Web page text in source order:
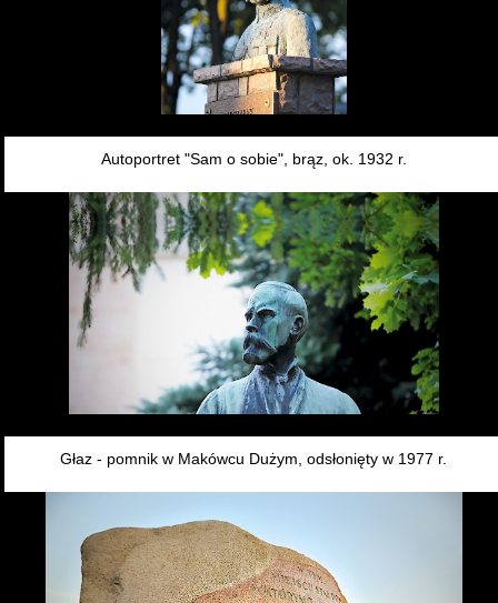
OTWÓRZ
Autoportret "Sam o sobie", brąz, ok. 1932 r.
OTWÓRZ
Głaz - pomnik w Makówcu Dużym, odsłonięty w 1977 r.